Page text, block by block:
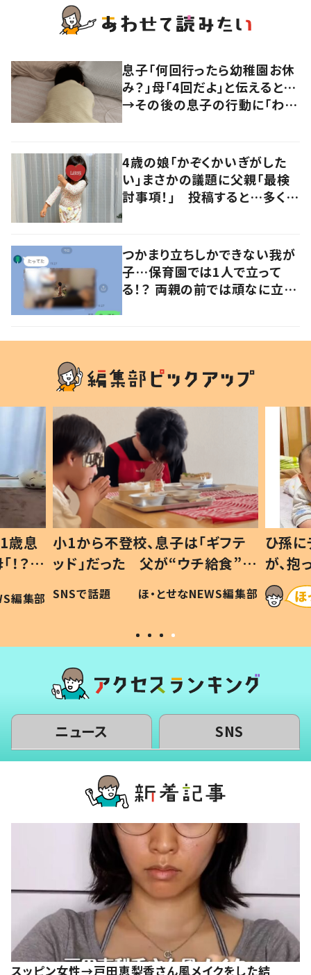
息子「何回行ったら幼稚園お休
み？」母「4回だよ」と伝えると…
→その後の息子の行動に「わか
4歳の娘「かぞくかいぎがした
い」まさかの議題に父親「最検
討事項！」 投稿すると…多くの
つかまり立ちしかできない我が
子…保育園では1人で立って
る！？ 両親の前では頑なに立た
歳息
？」
編集部
小1から不登校、息子は「ギフテ
ッド」だった 父が“ウチ給食”を
作り続ける理由とは #令和の親
#令和の子
SNSで話題 ほ・とせなNEWS編集部
ひ孫
が、
「涙が
い」
ニュース SNS
スッピン女性→戸田恵梨香さん風メイクをした結